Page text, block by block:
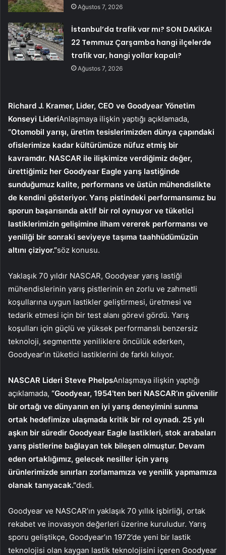
Ağustos 7, 2026
İstanbul’da trafik var mı? SON DAKİKA!
22 Temmuz Çarşamba hangi ilçelerde
trafik var, hangi yollar kapalı?
Ağustos 7, 2026
Richard J. Kramer, Lider, CEO ve Goodyear Yönetim
Konseyi LideriAnlaşmaya ilişkin yaptığı açıklamada,
“Otomobil yarışı, üretim tesislerimizden dünya çapındaki
ofislerimize kadar kültürümüze nüfuz etmiş bir
kavramdır. NASCAR ile ilişkimize verdiğimiz değer,
ürettiğimiz her Goodyear Eagle yarış lastiğinde
sunduğumuz kalite, performans ve üstün mühendislikte
de kendini gösteriyor. Yarış pistindeki performansımız bu
sporun başarısında aktif bir rol oynuyor ve tüketici
lastiklerimizin gelişimine ilham vererek performansı ve
yeniliği bir sonraki seviyeye taşıma taahhüdümüzün
altını çiziyor.”söz konusu.
Yaklaşık 70 yıldır NASCAR, Goodyear yarış lastiği
mühendislerinin yarış pistlerinin en zorlu ve zahmetli
koşullarına uygun lastikler geliştirmesi, üretmesi ve
tedarik etmesi için bir test alanı görevi gördü. Yarış
koşulları için güçlü ve yüksek performanslı benzersiz
teknoloji, segmentte yeniliklere öncülük ederken,
Goodyear’ın tüketici lastiklerini de farklı kılıyor.
NASCAR Lideri Steve PhelpsAnlaşmaya ilişkin yaptığı
açıklamada, “Goodyear, 1954’ten beri NASCAR’ın güvenilir
bir ortağı ve dünyanın en iyi yarış deneyimini sunma
ortak hedefimize ulaşmada kritik bir rol oynadı. 25 yılı
aşkın bir süredir Goodyear Eagle lastikleri, stok arabaları
yarış pistlerine bağlayan tek bileşen olmuştur. Devam
eden ortaklığımız, gelecek nesiller için yarış
ürünlerimizde sınırları zorlamamıza ve yenilik yapmamıza
olanak tanıyacak.”dedi.
Goodyear ve NASCAR’ın yaklaşık 70 yıllık işbirliği, ortak
rekabet ve inovasyon değerleri üzerine kuruludur. Yarış
sporu geliştikçe, Goodyear’ın 1972’de yeni bir lastik
teknolojisi olan kaygan lastik teknolojisini içeren Goodyear